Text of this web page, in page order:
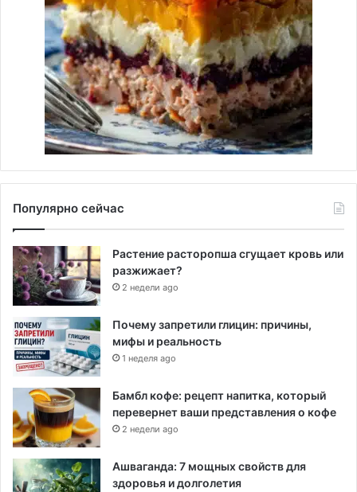
Популярно сейчас
Растение расторопша сгущает кровь или
разжижает?
2 недели ago
Почему запретили глицин: причины,
мифы и реальность
1 неделя ago
Бамбл кофе: рецепт напитка, который
перевернет ваши представления о кофе
2 недели ago
Ашваганда: 7 мощных свойств для
здоровья и долголетия